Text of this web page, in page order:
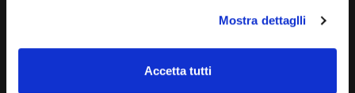
Mostra dettaglli
Accetta tutti